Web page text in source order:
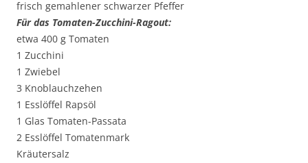
frisch gemahlener schwarzer Pfeffer
Für das Tomaten-Zucchini-Ragout:
etwa 400 g Tomaten
1 Zucchini
1 Zwiebel
3 Knoblauchzehen
1 Esslöffel Rapsöl
1 Glas Tomaten-Passata
2 Esslöffel Tomatenmark
Kräutersalz